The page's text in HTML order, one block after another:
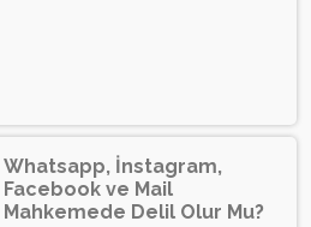
Whatsapp, İnstagram,
Facebook ve Mail
Mahkemede Delil Olur Mu?